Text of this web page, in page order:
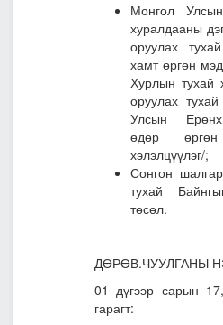
Монгол
хуралдааны
оруулах
хамт өргөн
Хурлын тухай
оруулах
Улсын
өдөр
хэлэлцүүлэг/;
Сонгон
тухай
төсөл.
ДӨРӨВ.ЧУУЛГАНЫ
01 дүгээр сарын
гарагт: